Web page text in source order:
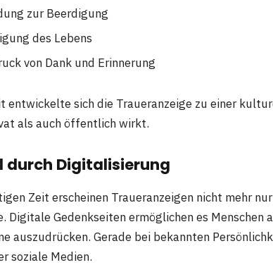
zur Beerdigung
des Lebens
von Dank und Erinnerung
entwickelte sich die Traueranzeige zu einer
als auch öffentlich wirkt.
durch Digitalisierung
Zeit erscheinen Traueranzeigen nicht mehr
Digitale Gedenkseiten ermöglichen es Menschen
auszudrücken. Gerade bei bekannten
soziale Medien.